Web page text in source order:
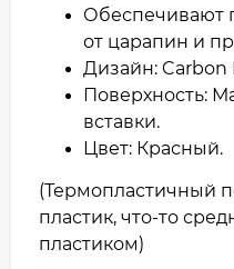
Обеспечивают
от царапин и
Дизайн: Carbon
Поверхность:
вставки.
Цвет: Красный.
(Термопластичный
пластик, что-то
пластиком)